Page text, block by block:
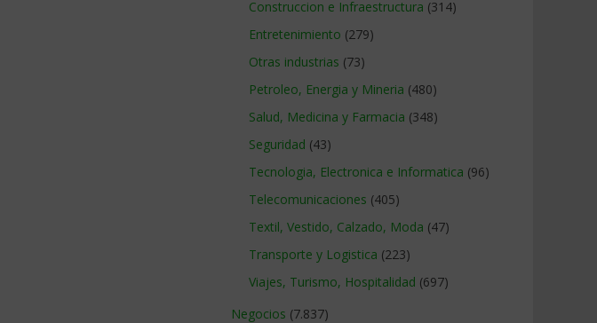
Construccion e Infraestructura (314)
Entretenimiento (279)
Otras industrias (73)
Petroleo, Energia y Mineria (480)
Salud, Medicina y Farmacia (348)
Seguridad (43)
Tecnologia, Electronica e Informatica (96)
Telecomunicaciones (405)
Textil, Vestido, Calzado, Moda (47)
Transporte y Logistica (223)
Viajes, Turismo, Hospitalidad (697)
Negocios (7.837)